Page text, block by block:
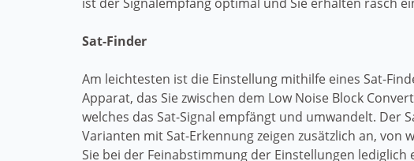
Sat-Finder
Am leichtesten ist die Einstellung mithilfe eines Sat-
Apparat, das Sie zwischen dem Low Noise Block
welches das Sat-Signal empfängt und umwandelt. Der
Varianten mit Sat-Erkennung zeigen zusätzlich an, von
Sie bei der Feinabstimmung der Einstellungen